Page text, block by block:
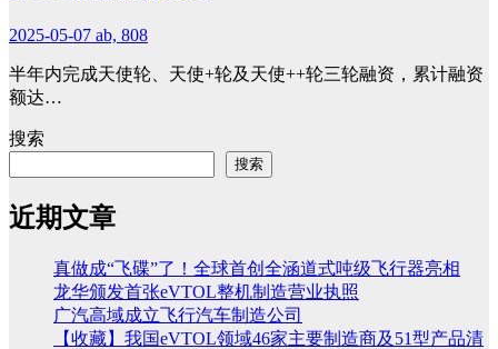
2025-05-07 ab, 808
半年内完成天使轮、天使+轮及天使++轮三轮融资，累计融资
额达…
搜索
搜索
近期文章
真做成“飞碟”了！全球首创全涵道式吨级飞行器亮相
龙华颁发首张eVTOL整机制造营业执照
广汽高域成立飞行汽车制造公司
【收藏】我国eVTOL领域46家主要制造商及51型产品清